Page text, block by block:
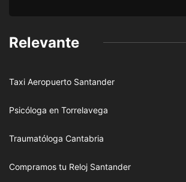
Relevante
Taxi Aeropuerto Santander
Psicóloga en Torrelavega
Traumatóloga Cantabria
Compramos tu Reloj Santander